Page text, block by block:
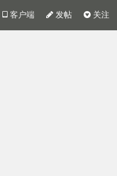
关注
发帖
客户端